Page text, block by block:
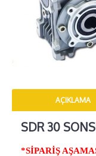
AÇIKLAMA
SDR 30
*SİPARİŞ